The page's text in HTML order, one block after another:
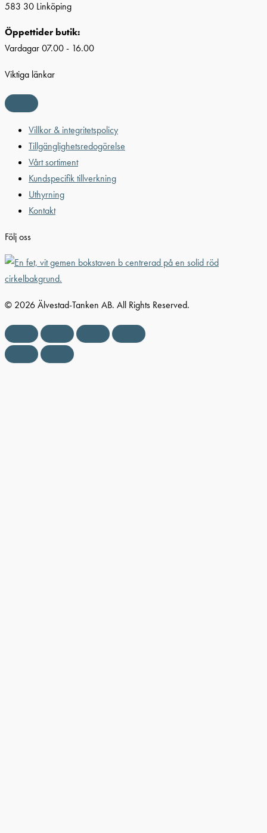
583 30 Linköping
Öppettider butik:
Vardagar 07.00 - 16.00
Viktiga länkar
Villkor & integritetspolicy
Tillgänglighetsredogörelse
Vårt sortiment
Kundspecifik tillverkning
Uthyrning
Kontakt
Följ oss
© 2026 Älvestad-Tanken AB. All Rights Reserved.